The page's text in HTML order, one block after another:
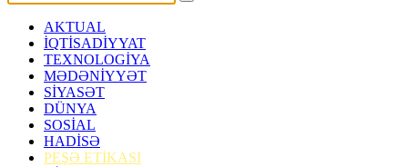
AKTUAL
İQTİSADİYYAT
TEXNOLOGİYA
MƏDƏNİYYƏT
SİYASƏT
DÜNYA
SOSİAL
HADİSƏ
PEŞƏ ETİKASI